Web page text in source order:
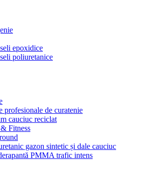
epoxidice
poliuretanice
profesionale de curatenie
cauciuc reciclat
Fitness
gazon sintetic și dale cauciuc
PMMA trafic intens